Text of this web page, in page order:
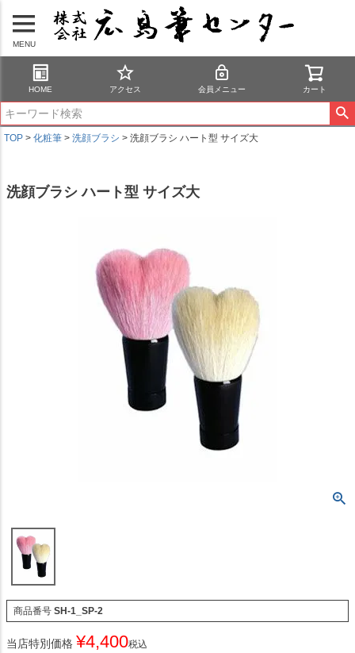
MENU
HOME アクセス 会員メニュー カート
TOP 化粧筆 洗顔ブラシ 洗顔ブラシ ハート型 サイズ大
洗顔ブラシ ハート型 サイズ大
商品番号 SH-1_SP-2
当店特別価格 ¥4,400税込